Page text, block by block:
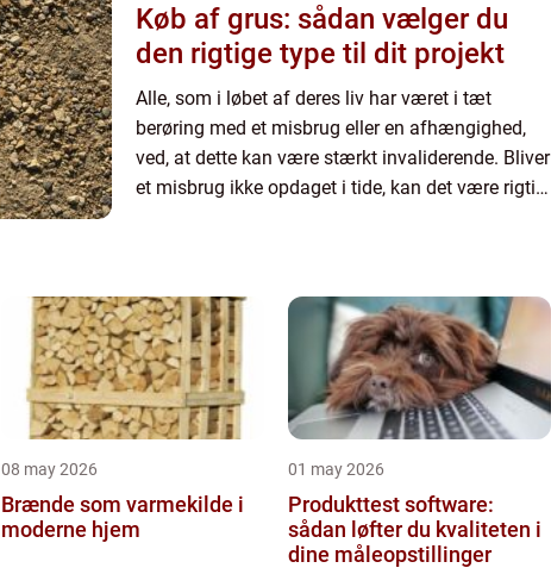
Køb af grus: sådan vælger du
den rigtige type til dit projekt
Alle, som i løbet af deres liv har været i tæt
berøring med et misbrug eller en afhængighed,
ved, at dette kan være stærkt invaliderende. Bliver
et misbrug ikke opdaget i tide, kan det være rigtig
08 may 2026
Brænde som varmekilde i
moderne hjem
01 may 2026
Produkttest software:
sådan løfter du kvaliteten i
dine måleopstillinger